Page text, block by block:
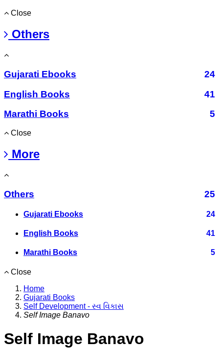
Close
Others
Gujarati Ebooks
24
English Books
41
Marathi Books
5
Close
More
Others 25
Gujarati Ebooks 24
English Books 41
Marathi Books 5
Close
Home
Gujarati Books
Self Development - સ્વ વિકાસ
Self Image Banavo
Self Image Banavo